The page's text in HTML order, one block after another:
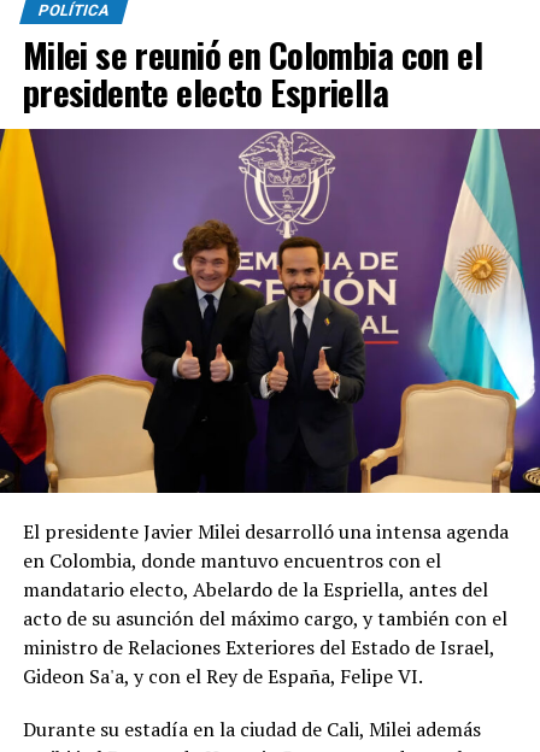
POLÍTICA
Milei se reunió en Colombia con el
presidente electo Espriella
El presidente Javier Milei desarrolló una intensa agenda
en Colombia, donde mantuvo encuentros con el
mandatario electo, Abelardo de la Espriella, antes del
acto de su asunción del máximo cargo, y también con el
ministro de Relaciones Exteriores del Estado de Israel,
Gideon Sa'a, y con el Rey de España, Felipe VI.
Durante su estadía en la ciudad de Cali, Milei además